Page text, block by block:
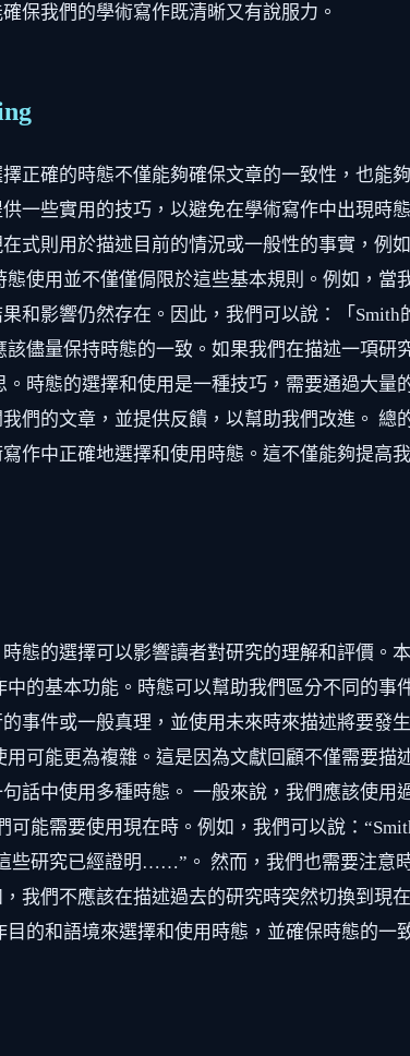
保我們的學術寫作既清晰又有說服力。
正確的時態不僅能夠確保文章的一致性，也能
一些實用的技巧，以避免在學術寫作中出現時
則用於描述目前的情況或一般性的事實，例
使用並不僅僅侷限於這些基本規則。例如，當
和影響仍然存在。因此，我們可以說：「
儘量保持時態的一致。如果我們在描述一項研
時態的選擇和使用是一種技巧，需要通過大量
的文章，並提供反饋，以幫助我們改進。 總
作中正確地選擇和使用時態。這不僅能夠提高
態的選擇可以影響讀者對研究的理解和評價。
的基本功能。時態可以幫助我們區分不同的事
事件或一般真理，並使用未來時來描述將要發
可能更為複雜。這是因為文獻回顧不僅需要描
中使用多種時態。 一般來說，我們應該使用
能需要使用現在時。例如，我們可以說：
研究已經證明……”。 然而，我們也需要注意
我們不應該在描述過去的研究時突然切換到現
的和語境來選擇和使用時態，並確保時態的一